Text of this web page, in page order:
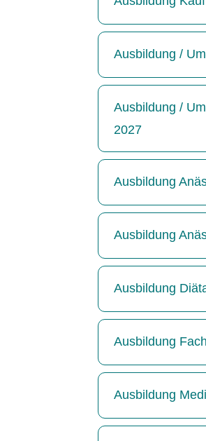
Ausbildung /
Ausbildung /
2027
Ausbildung
Ausbildung
Ausbildung
Ausbildung
Ausbildung